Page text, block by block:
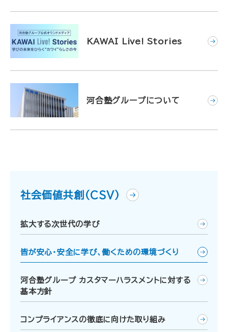
KAWAI Live! Stories
河合塾グループについて
社会価値共創（CSV）
拡大する次世代の学び
皆が安心・安全に学び、働くための環境づくり
河合塾グループ カスタマーハラスメントに対する
基本方針
コンプライアンスの徹底に向けた取り組み